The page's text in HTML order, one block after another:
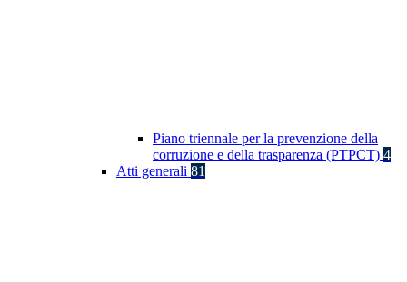
Piano triennale per la prevenzione della
corruzione e della trasparenza (PTPCT) 4
Atti generali 81